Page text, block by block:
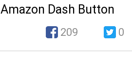
Amazon Dash Button
209 0